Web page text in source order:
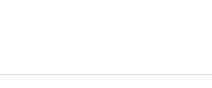
Michael Kors Tissot